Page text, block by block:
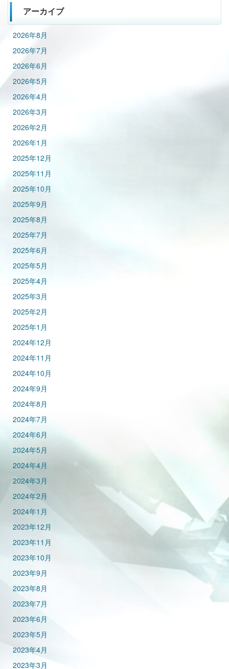
アーカイブ
2026年8月
2026年7月
2026年6月
2026年5月
2026年4月
2026年3月
2026年2月
2026年1月
2025年12月
2025年11月
2025年10月
2025年9月
2025年8月
2025年7月
2025年6月
2025年5月
2025年4月
2025年3月
2025年2月
2025年1月
2024年12月
2024年11月
2024年10月
2024年9月
2024年8月
2024年7月
2024年6月
2024年5月
2024年4月
2024年3月
2024年2月
2024年1月
2023年12月
2023年11月
2023年10月
2023年9月
2023年8月
2023年7月
2023年6月
2023年5月
2023年4月
2023年3月